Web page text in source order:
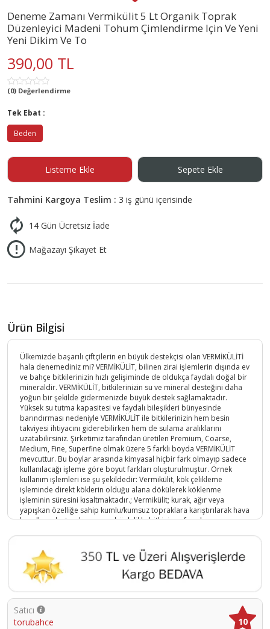
Deneme Zamanı Vermikülit 5 Lt Organik Toprak
Düzenleyici Madeni Tohum Çimlendirme Için Ve Yeni
Yeni Dikim Ve To
390,00 TL
(0) Değerlendirme
Tek Ebat :
Beden
Listeme Ekle Sepete Ekle
Tahmini Kargoya Teslim : 3 iş günü içerisinde
14 Gün Ücretsiz İade
Mağazayı Şikayet Et
Ürün Bilgisi
Ülkemizde başarılı çiftçilerin en büyük destekçisi olan VERMİKÜLİTİ
hala denemediniz mi? VERMİKÜLİT, bilinen zirai işlemlerin dışında ev
ve bahçe bitkilerinizin hızlı gelişiminde de oldukça faydalı doğal bir
mineraldir. VERMİKÜLİT, bitkilerinizin su ve mineral desteğini daha
yoğun bir şekilde gidermenizde büyük destek sağlamaktadır.
Yüksek su tutma kapasitesi ve faydalı bileşikleri bünyesinde
barındırması nedeniyle VERMİKÜLİT ile bitkilerinizin hem besin
takviyesi ihtiyacını giderebilirken hem de sulama aralıklarını
uzatabilirsiniz. Şirketimiz tarafından üretilen Premium, Coarse,
Medium, Fine, Superfine olmak üzere 5 farklı boyda VERMİKÜLİT
mevcuttur. Bu boylar arasında kimyasal hiçbir fark olmayıp sadece
kullanılacağı işleme göre boyut farkları oluşturulmuştur. Örnek
kullanım işlemleri ise şu şekildedir: Vermikülit, kök çelikleme
işleminde direkt köklerin olduğu alana dökülerek köklenme
işleminin süresini kısaltmaktadır.; Vermikülit; kurak, ağır veya
yapışkan özelliğe sahip kumlu/kumsuz topraklara karıştırılarak hava
kanalları oluşturulmasını ve böylelikle bitkinin nefes almasını
süresini kısaltmaktadır.; Vermikülit, steril olduğu için küflenme ve
bozulma gibi durumları ortadan kaldırmaktadır.; Vermikülit
kullanılmış toprak içerisinden fideyi ayırmak, vermikülitin hafif yapısı
nedeniyle daha az kök kırılmasını sağlamaktadır.; Özellikle ev
bitkilerinde nem dengesini sağlamak için Vermikülit oldukça
avantajlıdır.; Yaz ve kış aylarında bitkilerin sıcaklık dengesi, toprak
üzerine Vermikülit serilerek sağlanabilmektedir.; Yaz aylarında
yağan yağmuru bünyesinde tutan Vermikülit, kurak günlerde
Satıcı
torubahce
10